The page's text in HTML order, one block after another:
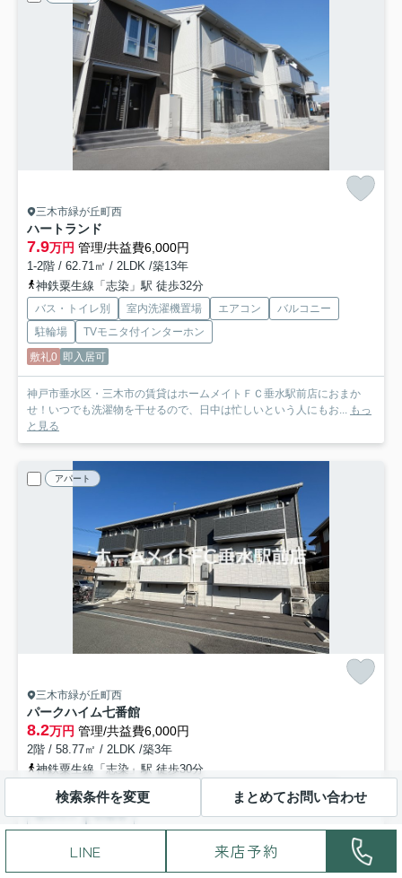
三木市緑が丘町西
ハートランド
7.9万円 管理/共益費6,000円
1-2階 / 62.71㎡ / 2LDK /築13年
神鉄粟生線「志染」駅 徒歩32分
バス・トイレ別 室内洗濯機置場 エアコン
バルコニー
駐輪場
TVモニタ付インターホン
敷礼0 即入居可
神戸市垂水区・三木市の賃貸はホームメイトＦＣ垂水駅前店におまか
せ！いつでも洗濯物を干せるので、日中は忙しいという人にもお...
もっ
と見る
アパート
三木市緑が丘町西
パークハイム七番館
8.2万円 管理/共益費6,000円
2階 / 58.77㎡ / 2LDK /築3年
神鉄粟生線「志染」駅 徒歩30分
バス・トイレ別 室内洗濯機置場 エアコン
バルコニー
都市ガス
駐輪場
検索条件を変更 まとめてお問い合わせ
LINE 来店予約